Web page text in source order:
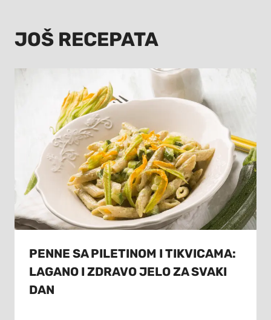
JOŠ RECEPATA
PENNE SA PILETINOM I TIKVICAMA:
LAGANO I ZDRAVO JELO ZA SVAKI
DAN